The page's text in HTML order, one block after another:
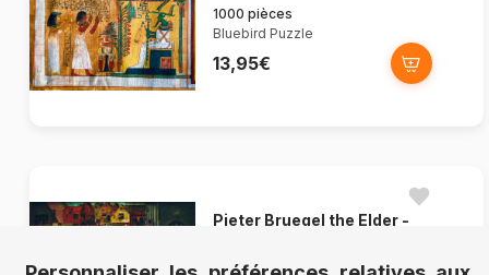
1000 pièces
Bluebird Puzzle
13,95€
Pieter Bruegel the Elder -
1000 pièces